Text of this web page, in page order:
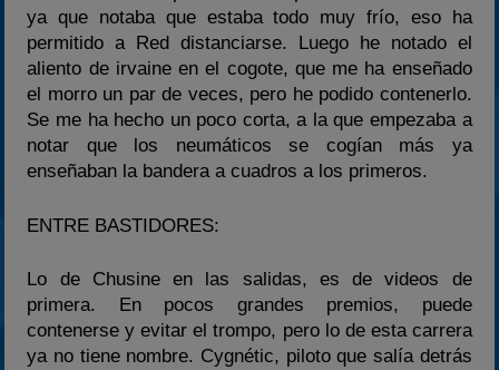
ya que notaba que estaba todo muy frío, eso ha
permitido a Red distanciarse. Luego he notado el
aliento de irvaine en el cogote, que me ha enseñado
el morro un par de veces, pero he podido contenerlo.
Se me ha hecho un poco corta, a la que empezaba a
notar que los neumáticos se cogían más ya
enseñaban la bandera a cuadros a los primeros.
ENTRE BASTIDORES:
Lo de Chusine en las salidas, es de videos de
primera. En pocos grandes premios, puede
contenerse y evitar el trompo, pero lo de esta carrera
ya no tiene nombre. Cygnétic, piloto que salía detrás